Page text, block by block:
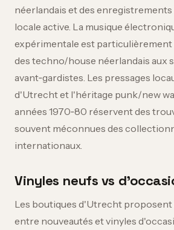
néerlandais et des enregistrements
locale active. La musique
expérimentale est
des techno/house néerlandais aux
avant‑gardistes. Les pressages
d'Utrecht et l'héritage punk/new
années 1970‑80 réservent des
souvent méconnues des
internationaux.
Vinyles neufs vs
Les boutiques d'Utrecht
entre nouveautés et vinyles